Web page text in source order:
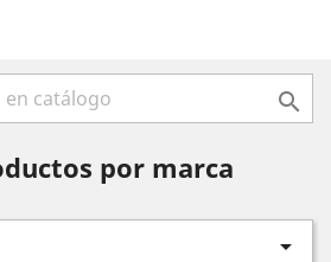

por marca
